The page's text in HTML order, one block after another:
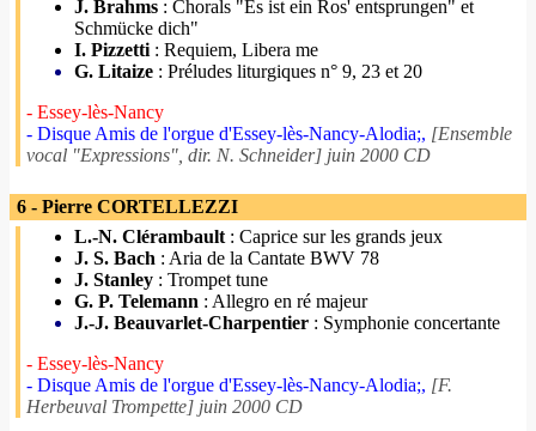
J. Brahms : Chorals "Es ist ein Ros' entsprungen" et
Schmücke dich"
I. Pizzetti : Requiem, Libera me
G. Litaize : Préludes liturgiques n° 9, 23 et 20
- Essey-lès-Nancy
- Disque Amis de l'orgue d'Essey-lès-Nancy-Alodia;, [Ensemble
vocal "Expressions", dir. N. Schneider] juin 2000 CD
6 - Pierre CORTELLEZZI
L.-N. Clérambault : Caprice sur les grands jeux
J. S. Bach : Aria de la Cantate BWV 78
J. Stanley : Trompet tune
G. P. Telemann : Allegro en ré majeur
J.-J. Beauvarlet-Charpentier : Symphonie concertante
- Essey-lès-Nancy
- Disque Amis de l'orgue d'Essey-lès-Nancy-Alodia;, [F.
Herbeuval Trompette] juin 2000 CD